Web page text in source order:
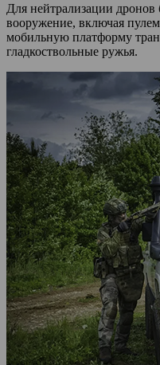
Для нейтрализации
вооружение, включая
мобильную платформу
гладкоствольные ружья.